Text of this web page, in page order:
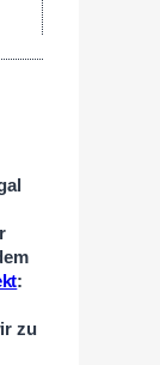
:
zu